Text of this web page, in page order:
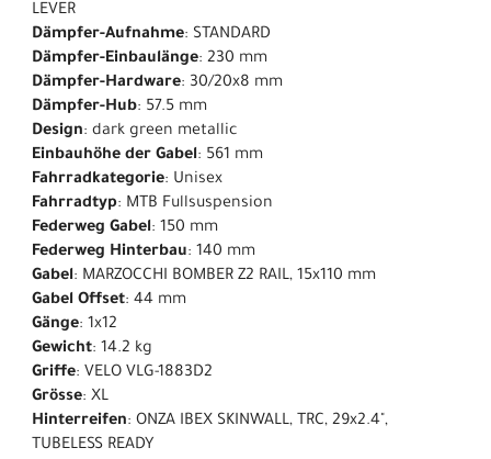
LEVER
Dämpfer-Aufnahme: STANDARD
Dämpfer-Einbaulänge: 230 mm
Dämpfer-Hardware: 30/20x8 mm
Dämpfer-Hub: 57.5 mm
Design: dark green metallic
Einbauhöhe der Gabel: 561 mm
Fahrradkategorie: Unisex
Fahrradtyp: MTB Fullsuspension
Federweg Gabel: 150 mm
Federweg Hinterbau: 140 mm
Gabel: MARZOCCHI BOMBER Z2 RAIL, 15x110 mm
Gabel Offset: 44 mm
Gänge: 1x12
Gewicht: 14.2 kg
Griffe: VELO VLG-1883D2
Grösse: XL
Hinterreifen: ONZA IBEX SKINWALL, TRC, 29x2.4",
TUBELESS READY